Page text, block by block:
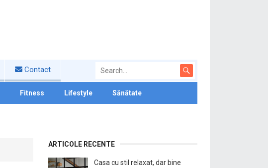
Contact
Fitness Lifestyle Sănătate
ARTICOLE RECENTE
Casa cu stil relaxat, dar bine